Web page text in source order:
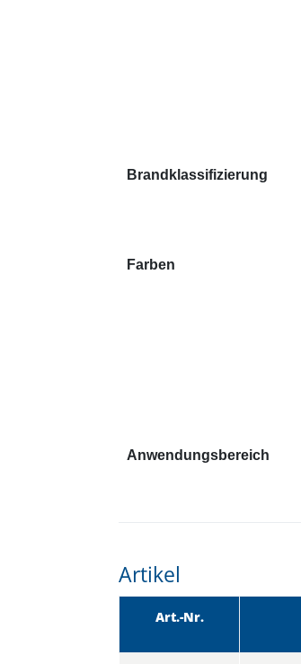
Brandklassifizierung
Farben
Anwendungsbereich
Artikel
Art.-Nr.